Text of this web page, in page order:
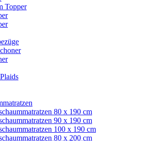
Topper
80 x 190 cm
90 x 190 cm
100 x 190 cm
80 x 200 cm